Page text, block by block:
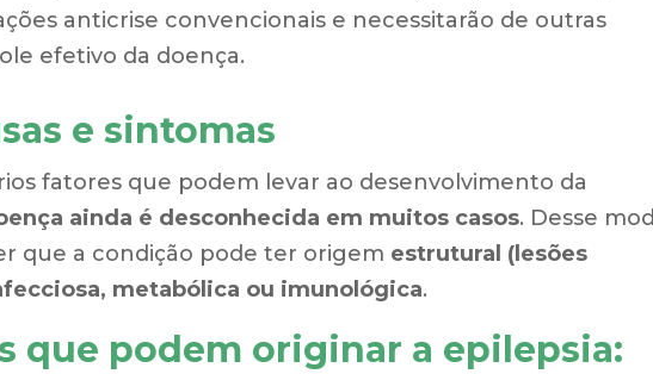
anticrise convencionais e necessitarão de outras
efetivo da doença.
e sintomas
fatores que podem levar ao desenvolvimento da
ainda é desconhecida em muitos casos. Desse
que a condição pode ter origem estrutural (lesões
metabólica ou imunológica.
que podem originar a epilepsia: